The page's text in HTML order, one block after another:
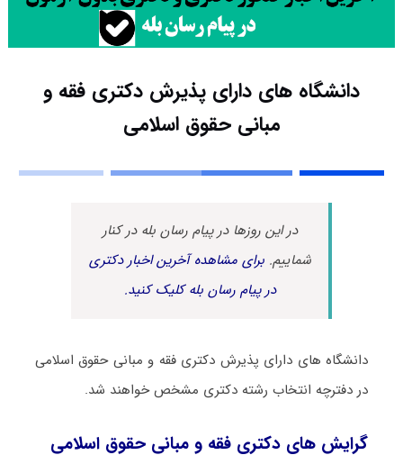
دانشگاه های دارای پذیرش دکتری ﻓﻘﻪ و
ﻣﺒﺎنی ﺣﻘﻮق اﺳﻼمی
در این روزها در پیام رسان بله در کنار
شماییم.برای مشاهده آخرین اخبار دکتری
در پیام رسان بله کلیک کنید.
دانشگاه های دارای پذیرش دکتری ﻓﻘﻪ و ﻣﺒﺎنی ﺣﻘﻮق اﺳﻼمی
در دفترچه انتخاب رشته دکتری مشخص خواهند شد.
گرایش های دکتری ﻓﻘﻪ و ﻣﺒﺎنی ﺣﻘﻮق اﺳﻼمی